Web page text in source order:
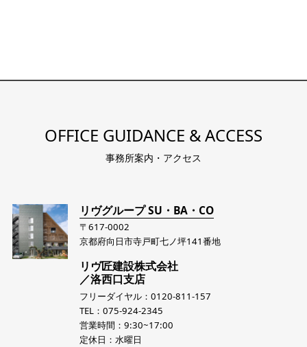
OFFICE GUIDANCE & ACCESS
事務所案内・アクセス
リヴグループ SU・BA・CO
〒617-0002
京都府向日市寺戸町七ノ坪141番地
リヴ匠建設株式会社
／洛西口支店
フリーダイヤル：0120-811-157
TEL：075-924-2345
営業時間：9:30~17:00
定休日：水曜日